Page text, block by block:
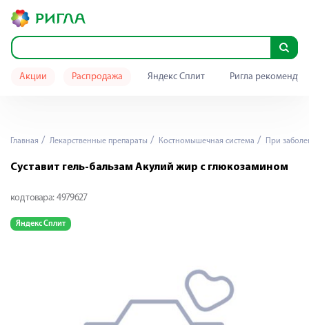
Акции Распродажа Яндекс Сплит Ригла
Главная Лекарственные препараты Костномышечная система При
Суставит гель-бальзам Акулий жир с глюкозамином
код товара: 4979627
Яндекс Сплит